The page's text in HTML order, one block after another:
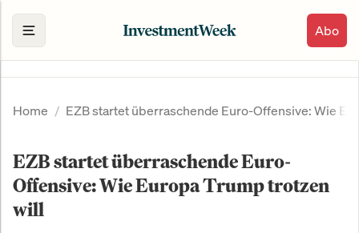
Abo
Home EZB startet überraschende Euro-Offensive: Wie
EZB startet überraschende Euro-
Offensive: Wie Europa Trump trotzen
will